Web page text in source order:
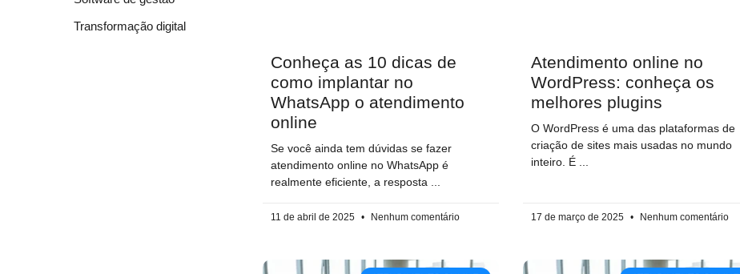
Transformação digital
Conheça as 10 dicas de
como implantar no
WhatsApp o atendimento
online
Se você ainda tem dúvidas se fazer
atendimento online no WhatsApp é
realmente eficiente, a resposta
11 de abril de 2025 Nenhum comentário
Atendimento online no
WordPress: conheça os
melhores plugins
O WordPress é uma das plataformas de
criação de sites mais usadas no mundo
inteiro. É
17 de março de 2025 Nenhum comentário